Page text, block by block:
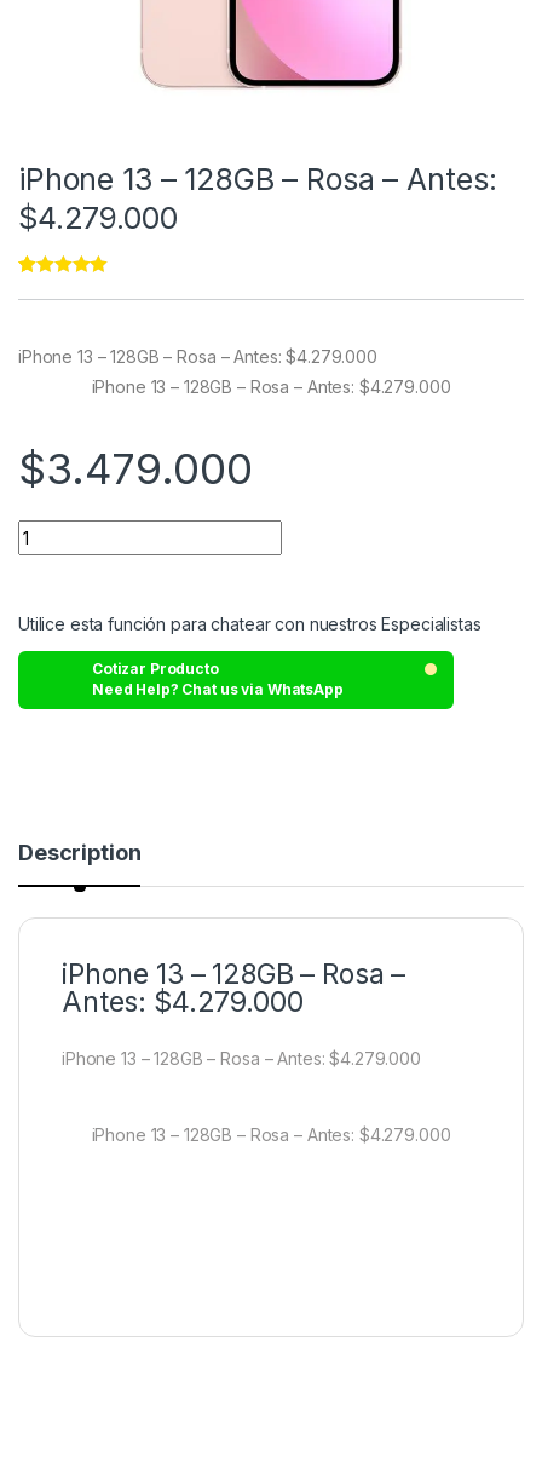
iPhone 13 – 128GB – Rosa – Antes:
$4.279.000
ratings
iPhone 13 – 128GB – Rosa – Antes: $4.279.000
iPhone 13 – 128GB – Rosa – Antes: $4.279.000
$3.479.000
Utilice esta función para chatear con nuestros Especialistas
Cotizar Producto
Need Help? Chat us via WhatsApp
Description
iPhone 13 – 128GB – Rosa –
Antes: $4.279.000
iPhone 13 – 128GB – Rosa – Antes: $4.279.000
iPhone 13 – 128GB – Rosa – Antes: $4.279.000